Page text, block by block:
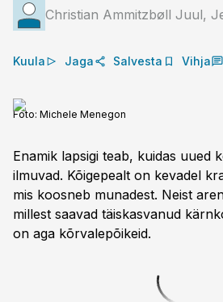
Christian Ammitzbøll Juul,
Kuula Jaga Salvesta Vihja
Foto: Michele Menegon
Enamik lapsigi teab, kuidas uued
ilmuvad. Kõigepealt on kevadel
mis koosneb munadest. Neist
millest saavad täiskasvanud
on aga kõrvalepõikeid.